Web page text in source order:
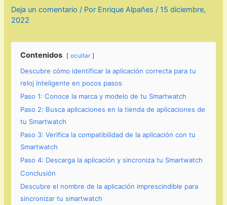
Deja un comentario / Por Enrique Alpañes /15 diciembre,
2022
Contenidos ocultar
Descubre cómo identificar la aplicación correcta para tu
reloj inteligente en pocos pasos
Paso 1: Conoce la marca y modelo de tu Smartwatch
Paso 2: Busca aplicaciones en la tienda de aplicaciones de
tu Smartwatch
Paso 3: Verifica la compatibilidad de la aplicación con tu
Smartwatch
Paso 4: Descarga la aplicación y sincroniza tu Smartwatch
Conclusión
Descubre el nombre de la aplicación imprescindible para
sincronizar tu smartwatch